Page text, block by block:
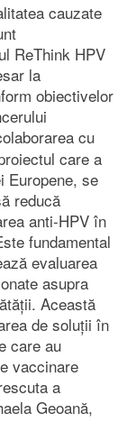
cauzate
ReThink HPV
la
obiectivelor
cu
care a
Europene, se
reducă
anti-HPV în
fundamental
evaluarea
asupra
Această
de soluții în
care au
vaccinare
a
Geoană,